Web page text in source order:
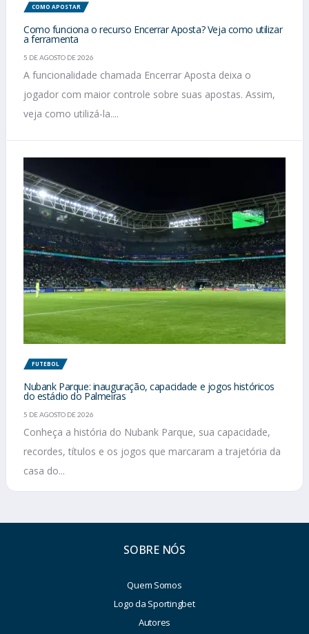
COMO APOSTAR
Como funciona o recurso Encerrar Aposta? Veja como utilizar
a ferramenta
5 DE AGOSTO DE 2026
A funcionalidade chamada Encerrar Aposta deixa o
jogador com maior controle sobre suas apostas. Assim,
veja como utilizá-la....
FUTEBOL
Nubank Parque: inauguração, capacidade e jogos históricos
do estádio do Palmeiras
5 DE AGOSTO DE 2026
Conheça a história do Nubank Parque, sua capacidade,
recordes, títulos e os jogos que marcaram a trajetória da
casa do...
SOBRE NÓS
Quem Somos
Logo da Sportingbet
Autores